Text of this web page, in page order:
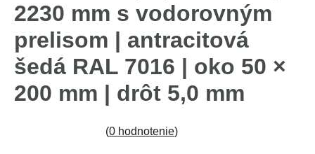
2230 mm s vodorovným
prelisom | antracitová
šedá RAL 7016 | oko 50 ×
200 mm | drôt 5,0 mm
(0 hodnotenie)